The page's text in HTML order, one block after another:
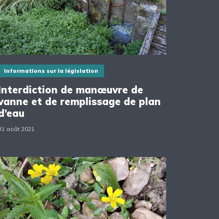
Informations sur la législation
de manœuvre de
et de remplissage de plan
août 2021